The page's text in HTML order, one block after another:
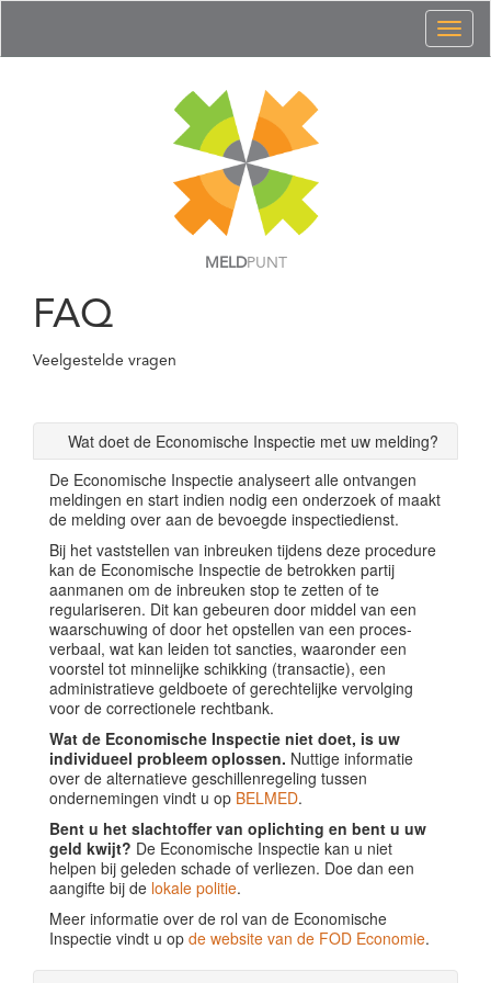
MELDPUNT
FAQ
Veelgestelde vragen
Wat doet de Economische Inspectie met uw melding?
De Economische Inspectie analyseert alle ontvangen
meldingen en start indien nodig een onderzoek of maakt
de melding over aan de bevoegde inspectiedienst.
Bij het vaststellen van inbreuken tijdens deze procedure
kan de Economische Inspectie de betrokken partij
aanmanen om de inbreuken stop te zetten of te
regulariseren. Dit kan gebeuren door middel van een
waarschuwing of door het opstellen van een proces-
verbaal, wat kan leiden tot sancties, waaronder een
voorstel tot minnelijke schikking (transactie), een
administratieve geldboete of gerechtelijke vervolging
voor de correctionele rechtbank.
Wat de Economische Inspectie niet doet, is uw
individueel probleem oplossen. Nuttige informatie
over de alternatieve geschillenregeling tussen
ondernemingen vindt u op BELMED.
Bent u het slachtoffer van oplichting en bent u uw
geld kwijt? De Economische Inspectie kan u niet
helpen bij geleden schade of verliezen. Doe dan een
aangifte bij de lokale politie.
Meer informatie over de rol van de Economische
Inspectie vindt u op de website van de FOD Economie.